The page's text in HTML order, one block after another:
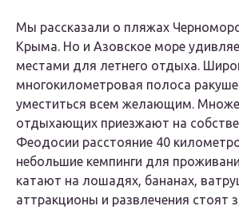
Мы рассказали о пляжах
Крыма. Но и Азовское море
местами для летнего отдыха.
многокилометровая полоса
уместиться всем желающим.
отдыхающих приезжают на
Феодосии расстояние 40
небольшие кемпинги для
катают на лошадях, бананах,
аттракционы и развлечения стоят